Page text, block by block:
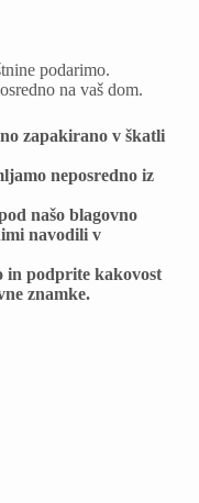
podarimo.
na vaš dom.
zapakirano v škatli
neposredno iz
našo blagovno
navodili v
in podprite kakovost
znamke.